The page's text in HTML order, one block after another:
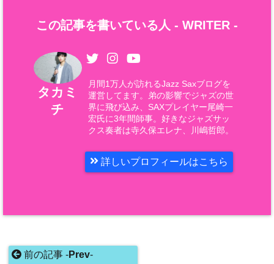
この記事を書いている人 - WRITER -
タカミ
チ
月間1万人が訪れるJazz Saxブログを
運営してます。弟の影響でジャズの世
界に飛び込み、SAXプレイヤー尾崎一
宏氏に3年間師事。好きなジャズサッ
クス奏者は寺久保エレナ、川嶋哲郎。
詳しいプロフィールはこちら
前の記事 -Prev-